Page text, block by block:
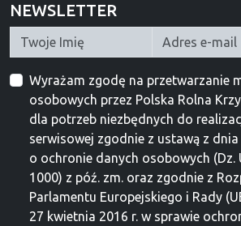
NEWSLETTER
Wyrażam zgodę na przetwarzanie
osobowych przez Polska Rolna
dla potrzeb niezbędnych do
serwisowej zgodnie z ustawą z
o ochronie danych osobowych (Dz.
1000) z póź. zm. oraz zgodnie z
Parlamentu Europejskiego i Rady
27 kwietnia 2016 r. w sprawie